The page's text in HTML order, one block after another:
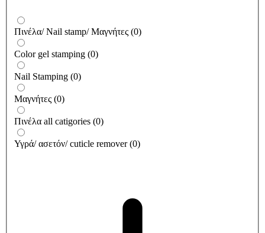
Πινέλα/ Nail stamp/ Μαγνήτες (0)
Color gel stamping (0)
Nail Stamping (0)
Μαγνήτες (0)
Πινέλα all catigories (0)
Υγρά/ ασετόν/ cuticle remover (0)